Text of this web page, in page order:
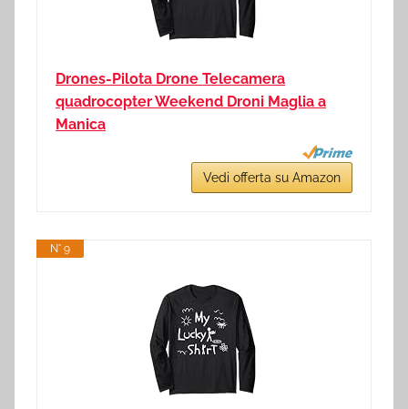
Drones-Pilota Drone Telecamera
quadrocopter Weekend Droni Maglia a
Manica
Vedi offerta su Amazon
N° 9